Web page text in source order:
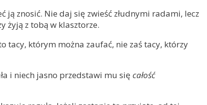
ją znosić. Nie daj się zwieść złudnymi radami, lecz
żyją z tobą w klasztorze.
tacy, którym można zaufać, nie zaś tacy, którzy
i niech jasno przedstawi mu się całość